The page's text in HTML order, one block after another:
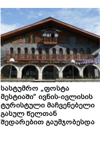
სასტუმრო „ფოსტა
მესტიაში“ ივნის-ივლისის
ტურისტული მაჩვენებელი
გასულ წელთან
შედარებით გაუმჯობესდა